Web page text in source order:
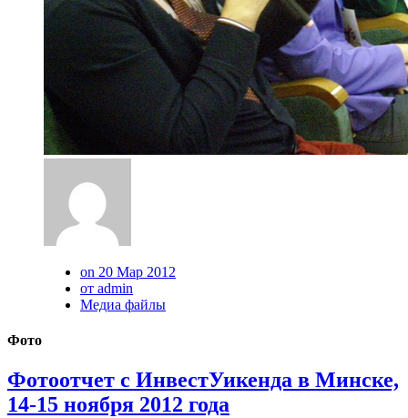
on 20 Мар 2012
от admin
Медиа файлы
Фото
Фотоотчет с ИнвестУикенда в Минске,
14-15 ноября 2012 года